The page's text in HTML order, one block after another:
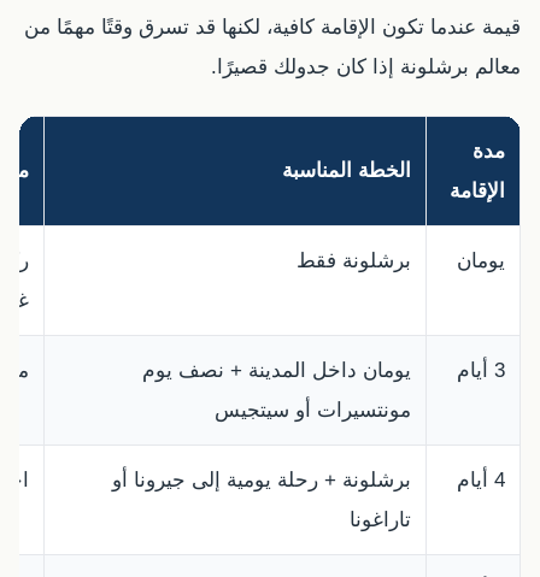
قيمة عندما تكون الإقامة كافية، لكنها قد تسرق وقتًا مهمًا من
معالم برشلونة إذا كان جدولك قصيرًا.
مدة
الإقامة
الخطة المناسبة
يومان برشلونة فقط
3 أيام
يومان داخل المدينة + نصف يوم
مونتسيرات أو سيتجيس
4 أيام
برشلونة + رحلة يومية إلى جيرونا أو
تاراغونا